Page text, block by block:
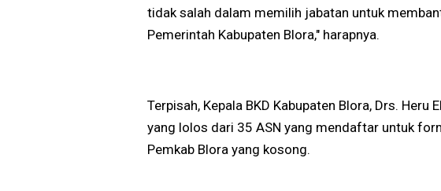
tidak salah dalam memilih jabatan untuk
Pemerintah Kabupaten Blora," harapnya.
Terpisah, Kepala BKD Kabupaten Blora, Drs. Heru
yang lolos dari 35 ASN yang mendaftar untuk
Pemkab Blora yang kosong.